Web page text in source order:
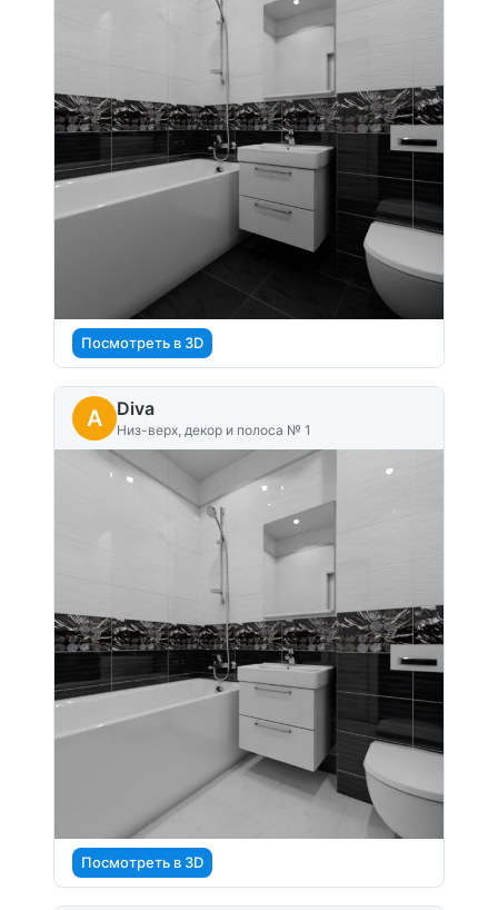
Посмотреть в 3D
A Diva
Низ-верх, декор и полоса № 1
Посмотреть в 3D